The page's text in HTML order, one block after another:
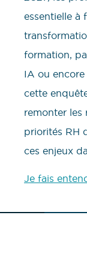
essentielle à
formation,
IA ou
cette
remonter les
priorités RH
ces enjeux
Je fais